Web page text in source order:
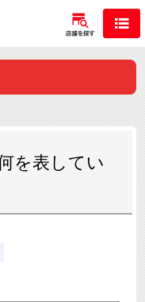
を表してい